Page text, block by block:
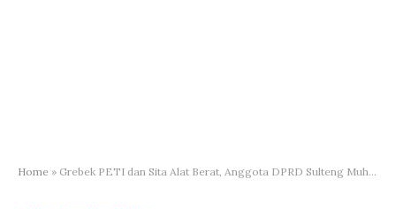
Home » Grebek PETI dan Sita Alat Berat, Anggota DPRD Sulteng Muhaimin Apresiasi Kinerja Polres Tolitoli